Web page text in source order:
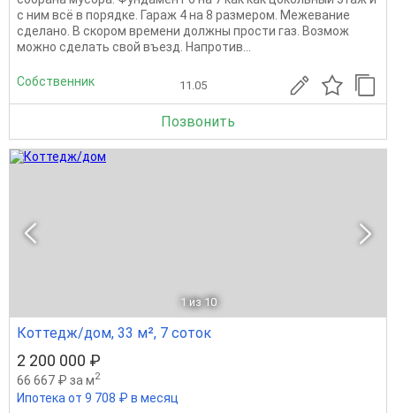
с ним всё в порядке. Гараж 4 на 8 размером. Межевание
сделано. В скором времени должны прости газ. Возмож
можно сделать свой въезд. Напротив...
Собственник 11.05
Позвонить
1 из 10
Коттедж/дом, 33 м², 7 соток
2 200 000 ₽
66 667 ₽ за м2
Ипотека от 9 708 ₽ в месяц